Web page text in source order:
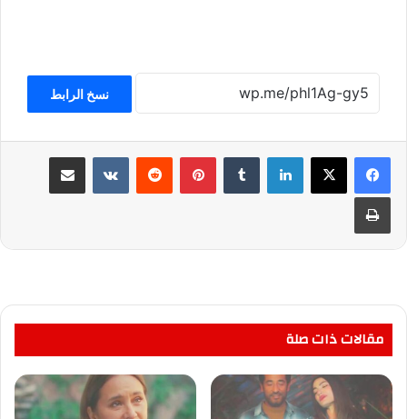
نسخ الرابط
لينكدإن بينتيريست مشاركة عبر البريد
طباعة
مقالات ذات صلة